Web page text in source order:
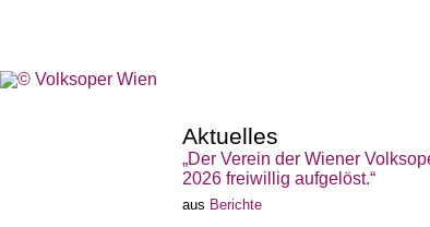
Aktuelles
„Der Verein der Wiener
2026 freiwillig aufgelöst.“
aus Berichte